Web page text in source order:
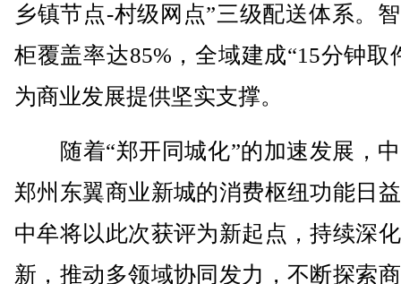
乡镇节点-村级网点”三级配送体系。
柜覆盖率达85%，全域建成“15分钟取
为商业发展提供坚实支撑。
随着“郑开同城化”的加速发展，
郑州东翼商业新城的消费枢纽功能日
中牟将以此次获评为新起点，持续深
新，推动多领域协同发力，不断探索